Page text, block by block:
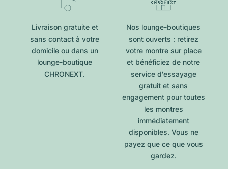
Livraison gratuite et
sans contact à votre
domicile ou dans un
lounge-boutique
CHRONEXT.
Nos lounge-boutiques
sont ouverts : retirez
votre montre sur place
et bénéficiez de notre
service d'essayage
gratuit et sans
engagement pour toutes
les montres
immédiatement
disponibles. Vous ne
payez que ce que vous
gardez.